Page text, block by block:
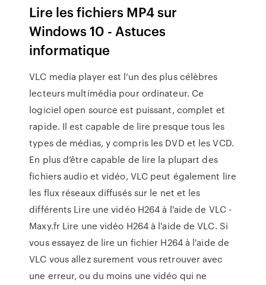
Lire les fichiers MP4 sur
Windows 10 - Astuces
informatique
VLC media player est l’un des plus célèbres
lecteurs multimédia pour ordinateur. Ce
logiciel open source est puissant, complet et
rapide. Il est capable de lire presque tous les
types de médias, y compris les DVD et les VCD.
En plus d’être capable de lire la plupart des
fichiers audio et vidéo, VLC peut également lire
les flux réseaux diffusés sur le net et les
différents Lire une vidéo H264 à l'aide de VLC -
Maxy.fr Lire une vidéo H264 à l'aide de VLC. Si
vous essayez de lire un fichier H264 à l'aide de
VLC vous allez surement vous retrouver avec
une erreur, ou du moins une vidéo qui ne